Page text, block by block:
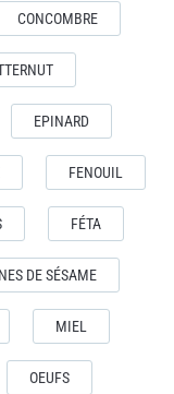
CONCOMBRE
EPINARD
FENOUIL
FÉTA
DE SÉSAME
MIEL
OEUFS